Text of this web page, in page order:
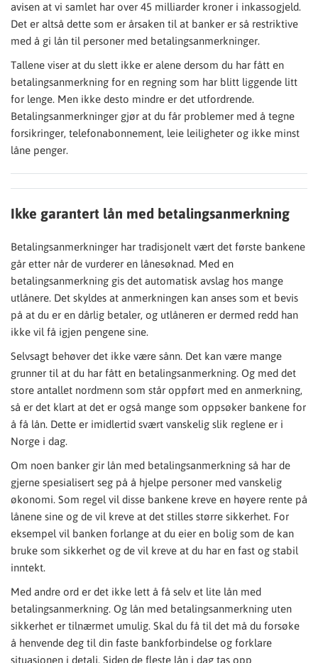
avisen at vi samlet har over 45 milliarder kroner i inkassogjeld.
Det er altså dette som er årsaken til at banker er så restriktive
med å gi lån til personer med betalingsanmerkninger.
Tallene viser at du slett ikke er alene dersom du har fått en
betalingsanmerkning for en regning som har blitt liggende litt
for lenge. Men ikke desto mindre er det utfordrende.
Betalingsanmerkninger gjør at du får problemer med å tegne
forsikringer, telefonabonnement, leie leiligheter og ikke minst
låne penger.
Ikke garantert lån med betalingsanmerkning
Betalingsanmerkninger har tradisjonelt vært det første bankene
går etter når de vurderer en lånesøknad. Med en
betalingsanmerkning gis det automatisk avslag hos mange
utlånere. Det skyldes at anmerkningen kan anses som et bevis
på at du er en dårlig betaler, og utlåneren er dermed redd han
ikke vil få igjen pengene sine.
Selvsagt behøver det ikke være sånn. Det kan være mange
grunner til at du har fått en betalingsanmerkning. Og med det
store antallet nordmenn som står oppført med en anmerkning,
så er det klart at det er også mange som oppsøker bankene for
å få lån. Dette er imidlertid svært vanskelig slik reglene er i
Norge i dag.
Om noen banker gir lån med betalingsanmerkning så har de
gjerne spesialisert seg på å hjelpe personer med vanskelig
økonomi. Som regel vil disse bankene kreve en høyere rente på
lånene sine og de vil kreve at det stilles større sikkerhet. For
eksempel vil banken forlange at du eier en bolig som de kan
bruke som sikkerhet og de vil kreve at du har en fast og stabil
inntekt.
Med andre ord er det ikke lett å få selv et lite lån med
betalingsanmerkning. Og lån med betalingsanmerkning uten
sikkerhet er tilnærmet umulig. Skal du få til det må du forsøke
å henvende deg til din faste bankforbindelse og forklare
situasjonen i detalj. Siden de fleste lån i dag tas opp